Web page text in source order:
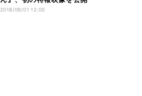
2018/09/01 12:00